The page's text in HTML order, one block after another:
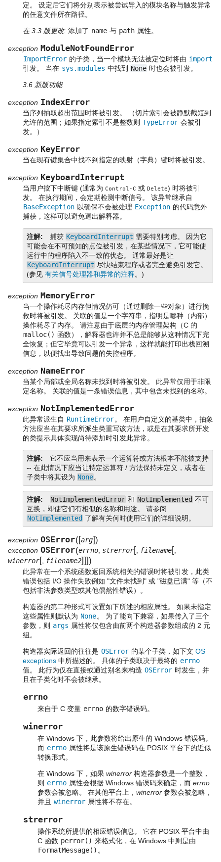
定。 设定后它们将分别表示被尝试导入的模块名称与触发异常
的任意文件所在路径。
在 3.3 版更改: 添加了 name 与 path 属性。
exception ModuleNotFoundError
ImportError 的子类，当一个模块无法被定位时将由 import
引发。 当在 sys.modules 中找到 None 时也会被引发。
3.6 新版功能.
exception IndexError
当序列抽取超出范围时将被引发。 （切片索引会被静默截短到
允许的范围；如果指定索引不是整数则 TypeError 会被引
发。）
exception KeyError
当在现有键集合中找不到指定的映射（字典）键时将被引发。
exception KeyboardInterrupt
当用户按下中断键 (通常为 Control-C 或 Delete) 时将被引
发。 在执行期间，会定期检测中断信号。 该异常继承自
BaseException 以确保不会被处理 Exception 的代码意外
捕获，这样可以避免退出解释器。
注解 捕获 KeyboardInterrupt 需要特别考虑。 因为它
可能会在不可预知的点位被引发，在某些情况下，它可能使
运行中的程序陷入不一致的状态。 通常最好是让
KeyboardInterrupt 尽快结束程序或者完全避免引发它。
(参见 有关信号处理器和异常的注释。)
exception MemoryError
当一个操作耗尽内存但情况仍可（通过删除一些对象）进行挽
救时将被引发。 关联的值是一个字符串，指明是哪种（内部）
操作耗尽了内存。 请注意由于底层的内存管理架构（C 的
malloc() 函数），解释器也许并不总是能够从这种情况下完
全恢复；但它毕竟可以引发一个异常，这样就能打印出栈回溯
信息，以便找出导致问题的失控程序。
exception NameError
当某个局部或全局名称未找到时将被引发。 此异常仅用于非限
定名称。 关联的值是一条错误信息，其中包含未找到的名称。
exception NotImplementedError
此异常派生自 RuntimeError。 在用户自定义的基类中，抽象
方法应当在其要求所派生类重写该方法，或是在其要求所开发
的类提示具体实现尚待添加时引发此异常。
注解
它不应当用来表示一个运算符或方法根本不能被支持
-- 在此情况下应当让特定运算符 / 方法保持未定义，或者在
子类中将其设为 None。
注解 NotImplementedError 和 NotImplemented 不可
互换，即使它们有相似的名称和用途。 请参阅
NotImplemented 了解有关何时使用它们的详细说明。
exception OSError([arg])
exception OSError(errno strerror[ filename[
winerror[ filename2]]])
此异常在一个系统函数返回系统相关的错误时将被引发，此类
错误包括 I/O 操作失败例如 "文件未找到" 或 "磁盘已满" 等（不
包括非法参数类型或其他偶然性错误）。
构造器的第二种形式可设置如下所述的相应属性。 如果未指定
这些属性则默认为 None。 为了能向下兼容，如果传入了三个
参数，则 args 属性将仅包含由前两个构造器参数组成的 2 元
组。
构造器实际返回的往往是 OSError 的某个子类，如下文 OS
exceptions 中所描述的。 具体的子类取决于最终的 errno
值。 此行为仅在直接或通过别名来构造 OSError 时发生，并
且在子类化时不会被继承。
errno
来自于 C 变量 errno 的数字错误码。
winerror
在 Windows 下，此参数将给出原生的 Windows 错误码。
而 errno 属性将是该原生错误码在 POSIX 平台下的近似
转换形式。
在 Windows 下，如果 winerror 构造器参数是一个整数，
则 errno 属性会根据 Windows 错误码来确定，而 errno
参数会被忽略。 在其他平台上， winerror 参数会被忽略，
并且 winerror 属性将不存在。
strerror
操作系统所提供的相应错误信息。 它在 POSIX 平台中由
C 函数 perror() 来格式化，在 Windows 中则是由
FormatMessage() 。